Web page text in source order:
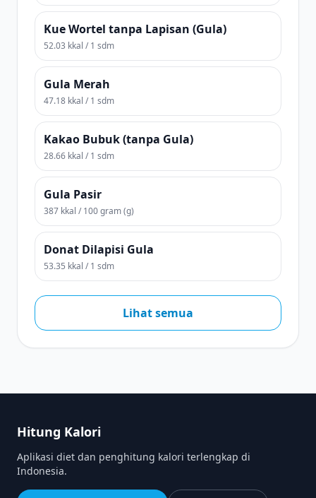
Kue Wortel tanpa Lapisan (Gula)
52.03 kkal / 1 sdm
Gula Merah
47.18 kkal / 1 sdm
Kakao Bubuk (tanpa Gula)
28.66 kkal / 1 sdm
Gula Pasir
387 kkal / 100 gram (g)
Donat Dilapisi Gula
53.35 kkal / 1 sdm
Lihat semua
Hitung Kalori
Aplikasi diet dan penghitung kalori terlengkap di
Indonesia.